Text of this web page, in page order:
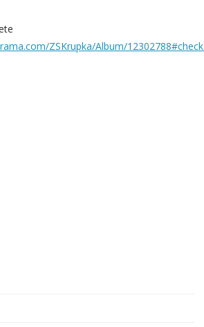
ZSKrupka/Album/